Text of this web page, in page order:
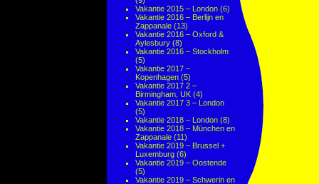
Vakantie 2015 – London (6)
Vakantie 2016 – Berlijn en
Zappanale (13)
Vakantie 2016 – Oxford &
Aylesbury (8)
Vakantie 2016 – Stockholm
(5)
Vakantie 2017 –
Kopenhagen (5)
Vakantie 2017 2 –
Birmingham, UK (4)
Vakantie 2017 3 – London
(5)
Vakantie 2018 – London (8)
Vakantie 2018 – München en
Zappanale (11)
Vakantie 2019 – Brussel +
Luxemburg (6)
Vakantie 2019 – Oostende
(5)
Vakantie 2019 – Schwerin en